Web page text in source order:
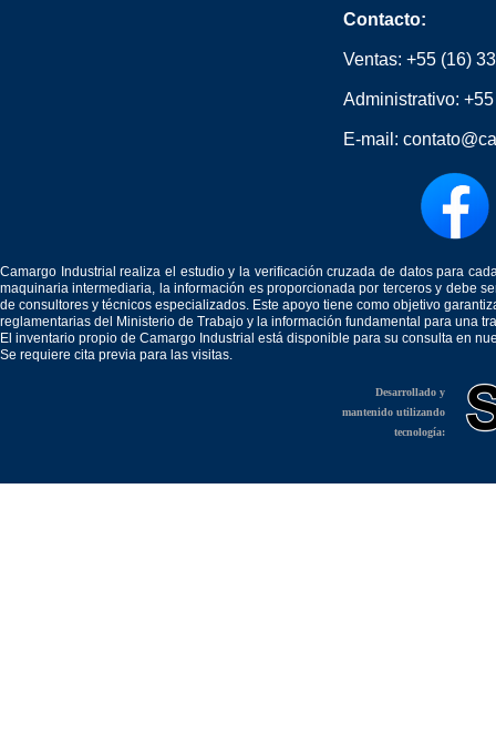
Contacto:
Ventas: +55 (16)
Administrativo:
E-mail:
Camargo Industrial realiza el estudio y la verificación cruzada de datos para
maquinaria intermediaria, la información es proporcionada por terceros y debe
de consultores y técnicos especializados. Este apoyo tiene como objetivo
reglamentarias del Ministerio de Trabajo y la información fundamental para una
El inventario propio de Camargo Industrial está disponible para su consulta en
Se requiere cita previa para las visitas.
Desarrollado y
mantenido utilizando
tecnología: